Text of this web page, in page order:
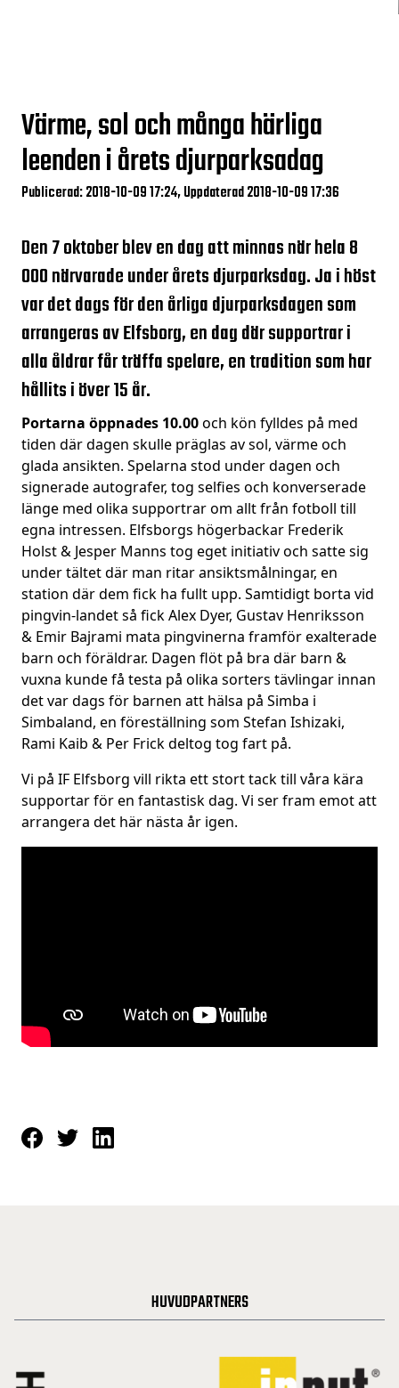
Värme, sol och många härliga
leenden i årets djurparksadag
Publicerad: 2018-10-09 17:24, Uppdaterad 2018-10-09 17:36
Den 7 oktober blev en dag att minnas när hela 8
000 närvarade under årets djurparksdag. Ja i höst
var det dags för den årliga djurparksdagen som
arrangeras av Elfsborg, en dag där supportrar i
alla åldrar får träffa spelare, en tradition som har
hållits i över 15 år.
Portarna öppnades 10.00och kön fylldes på med
tiden där dagen skulle präglas av sol, värme och
glada ansikten. Spelarna stod under dagen och
signerade autografer, tog selfies och konverserade
länge med olika supportrar om allt från fotboll till
egna intressen. Elfsborgs högerbackar Frederik
Holst & Jesper Manns tog eget initiativ och satte sig
under tältet där man ritar ansiktsmålningar, en
station där dem fick ha fullt upp. Samtidigt borta vid
pingvin-landet så fick Alex Dyer, Gustav Henriksson
& Emir Bajrami mata pingvinerna framför exalterade
barn och föräldrar. Dagen flöt på bra där barn &
vuxna kunde få testa på olika sorters tävlingar innan
det var dags för barnen att hälsa på Simba i
Simbaland, en föreställning som Stefan Ishizaki,
Rami Kaib & Per Frick deltog tog fart på.
Vi på IF Elfsborg vill rikta ett stort tack till våra kära
supportar för en fantastisk dag. Vi ser fram emot att
arrangera det här nästa år igen.
HUVUDPARTNERS